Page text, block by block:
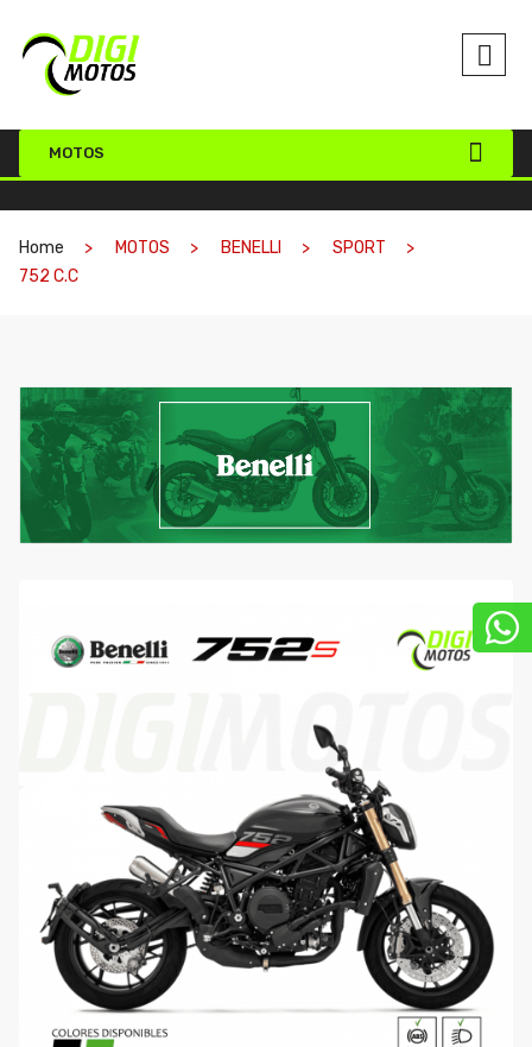
MOTOS
Home MOTOS BENELLI
SPORT
752 C.C